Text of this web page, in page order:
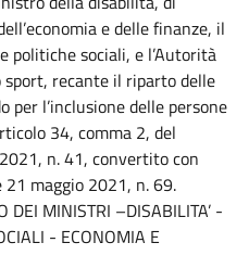
e delle finanze, il
politiche sociali, e l’Autorità
recante il riparto delle
per l’inclusione delle persone
34, comma 2, del
n. 41, convertito con
maggio 2021, n. 69.
DEI MINISTRI –DISABILITA’ -
- ECONOMIA E